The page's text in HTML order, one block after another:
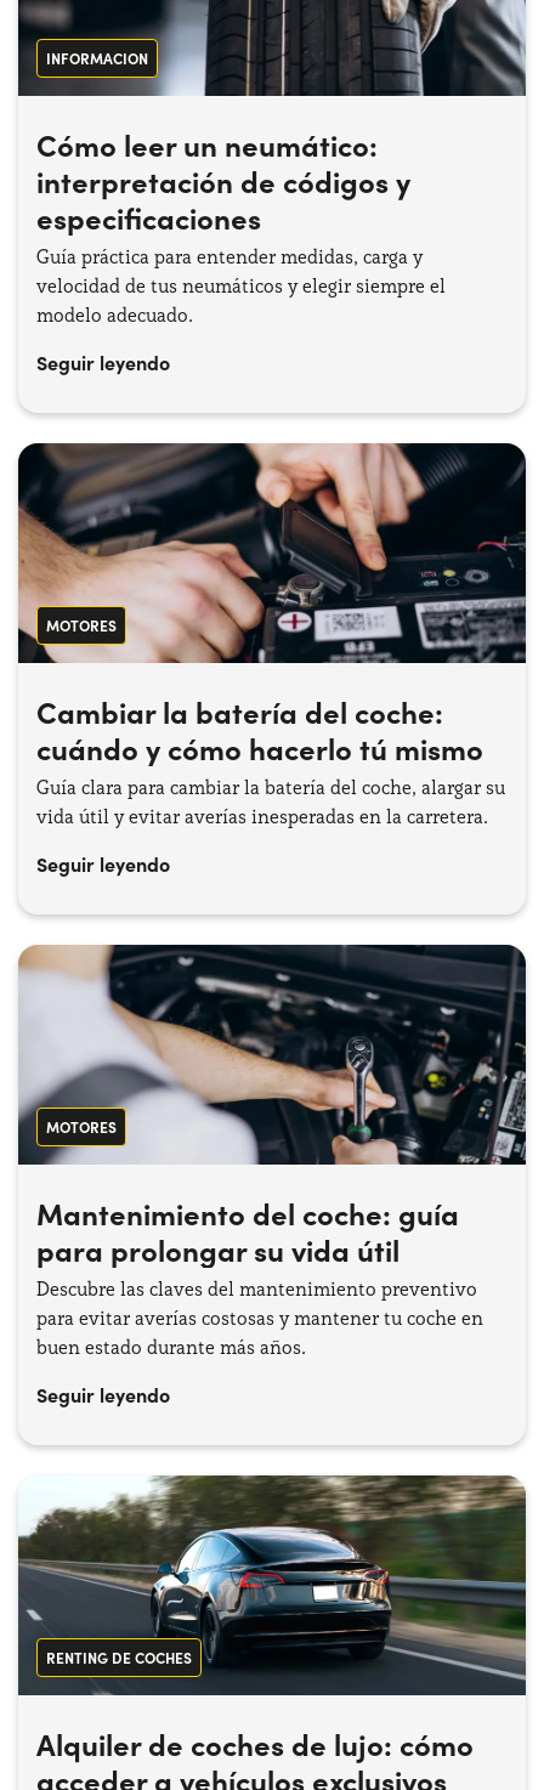
INFORMACION
Cómo leer un neumático:
interpretación de códigos y
especificaciones
Guía práctica para entender medidas, carga y
velocidad de tus neumáticos y elegir siempre el
modelo adecuado.
Seguir leyendo
MOTORES
Cambiar la batería del coche:
cuándo y cómo hacerlo tú mismo
Guía clara para cambiar la batería del coche, alargar su
vida útil y evitar averías inesperadas en la carretera.
Seguir leyendo
MOTORES
Mantenimiento del coche: guía
para prolongar su vida útil
Descubre las claves del mantenimiento preventivo
para evitar averías costosas y mantener tu coche en
buen estado durante más años.
Seguir leyendo
RENTING DE COCHES
Alquiler de coches de lujo: cómo
acceder a vehículos exclusivos